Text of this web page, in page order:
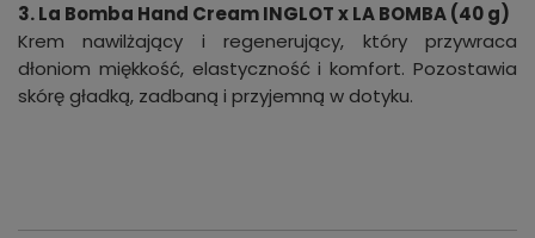
3. La Bomba Hand Cream INGLOT x LA BOMBA (40 g)
Krem nawilżający i regenerujący, który przywraca
dłoniom miękkość, elastyczność i komfort. Pozostawia
skórę gładką, zadbaną i przyjemną w dotyku.